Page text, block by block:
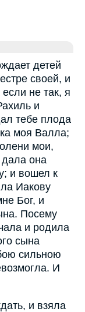
детей
своей, и
не так, я
и
тебе плода
моя Валла;
мои,
она
и вошел к
Иакову
Бог, и
Посему
и родила
сына
сильною
И
и взяла